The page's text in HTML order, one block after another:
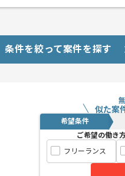
条件を絞って案件を探す
似た案
希望条件
ご希望の働き
フリーランス